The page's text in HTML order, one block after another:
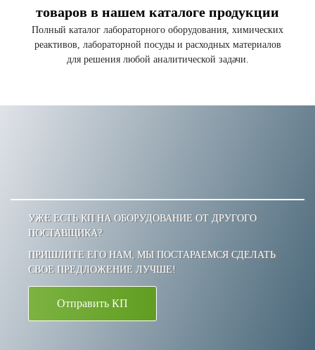
товаров в нашем каталоге продукции
Полный каталог лабораторного оборудования, химических
реактивов, лабораторной посуды и расходных материалов
для решения любой аналитической задачи.
УЖЕ ЕСТЬ КП НА ОБОРУДОВАНИЕ ОТ ДРУГОГО
ПОСТАВЩИКА?
ПРИШЛИТЕ ЕГО НАМ, МЫ ПОСТАРАЕМСЯ СДЕЛАТЬ
СВОЕ ПРЕДЛОЖЕНИЕ ЛУЧШЕ!
Отправить КП